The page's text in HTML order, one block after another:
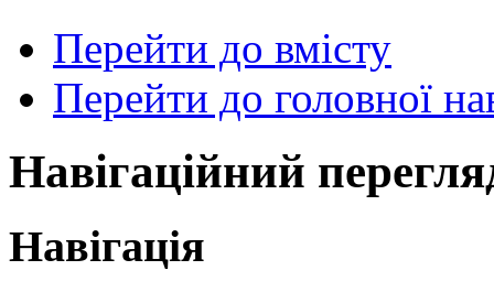
Перейти до вмісту
Перейти до головної
Навігаційний
Навігація